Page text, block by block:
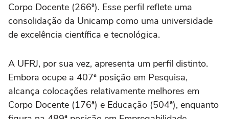
Corpo Docente (266ª). Esse perfil reflete uma
consolidação da Unicamp como uma universidade
de excelência científica e tecnológica.
A UFRJ, por sua vez, apresenta um perfil distinto.
Embora ocupe a 407ª posição em Pesquisa,
alcança colocações relativamente melhores em
Corpo Docente (176ª) e Educação (504ª), enquanto